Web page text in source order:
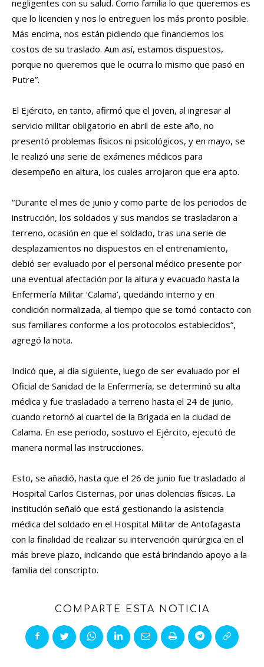
negligentes con su salud. Como familia lo que queremos es
que lo licencien y nos lo entreguen los más pronto posible.
Más encima, nos están pidiendo que financiemos los
costos de su traslado. Aun así, estamos dispuestos,
porque no queremos que le ocurra lo mismo que pasó en
Putre”.
El Ejército, en tanto, afirmó que el joven, al ingresar al
servicio militar obligatorio en abril de este año, no
presentó problemas físicos ni psicológicos, y en mayo, se
le realizó una serie de exámenes médicos para
desempeño en altura, los cuales arrojaron que era apto.
“Durante el mes de junio y como parte de los periodos de
instrucción, los soldados y sus mandos se trasladaron a
terreno, ocasión en que el soldado, tras una serie de
desplazamientos no dispuestos en el entrenamiento,
debió ser evaluado por el personal médico presente por
una eventual afectación por la altura y evacuado hasta la
Enfermería Militar ‘Calama’, quedando interno y en
condición normalizada, al tiempo que se tomó contacto con
sus familiares conforme a los protocolos establecidos”,
agregó la nota.
Indicó que, al día siguiente, luego de ser evaluado por el
Oficial de Sanidad de la Enfermería, se determinó su alta
médica y fue trasladado a terreno hasta el 24 de junio,
cuando retornó al cuartel de la Brigada en la ciudad de
Calama. En ese periodo, sostuvo el Ejército, ejecutó de
manera normal las instrucciones.
Esto, se añadió, hasta que el 26 de junio fue trasladado al
Hospital Carlos Cisternas, por unas dolencias físicas. La
institución señaló que está gestionando la asistencia
médica del soldado en el Hospital Militar de Antofagasta
con la finalidad de realizar su intervención quirúrgica en el
más breve plazo, indicando que está brindando apoyo a la
familia del conscripto.
COMPARTE ESTA NOTICIA